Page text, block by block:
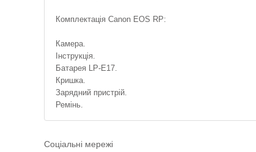
Комплектація Canon EOS RP:
Камера.
Інструкція.
Батарея LP-E17.
Кришка.
Зарядний пристрій.
Ремінь.
Соціальні мережі